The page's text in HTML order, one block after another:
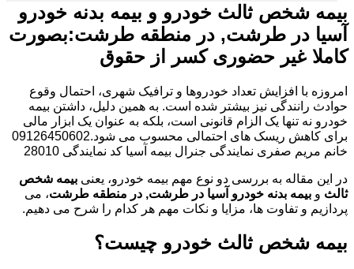
بیمه شخص ثالث خودرو و بیمه بدنه خودرو
آسیا در طرشت, در منطقه طرشت:بصورت
کاملا غیر حضوری کسر از حقوق
امروزه با افزایش تعداد خودروها و ترافیک شهری، احتمال وقوع
حوادث رانندگی نیز بیشتر شده است. به همین دلیل، داشتن بیمه
خودرو نه تنها یک الزام قانونی است، بلکه به عنوان یک ابزار مالی
برای کاهش ریسک های احتمالی محسوب می شود.09126450602
خانم مریم صفری نمایندگی جنرال بیمه آسیا کد نمایندگی 28010
در این مقاله به بررسی دو نوع مهم بیمه خودرو، یعنی بیمه شخص
ثالث و بیمه بدنه خودرو آسیا در طرشت, در منطقه طرشت، می
پردازیم و تفاوت ها، مزایا و نکات مهم هر کدام را شرح می دهیم.
بیمه شخص ثالث خودرو چیست؟